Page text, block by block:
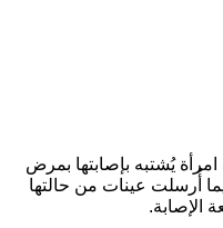
امرأة يُشتبه بإصابتها بمرض
أُرسلت عينات من حالتها
الإصابة.